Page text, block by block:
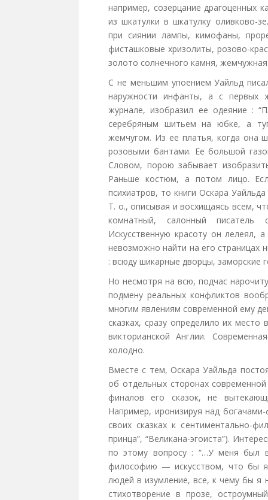
например, созерцание драгоценных
из шкатулки в шкатулку оливково-
при сиянии лампы, кимофаны,
фисташковые хризолиты, розово-
золото солнечного камня, жемчужная
С не меньшим упоением Уайльд
наружности инфанты, а с первых
журнале, изобразил ее одеяние :
серебряным шитьем на юбке, а
жемчугом. Из ее платья, когда она
розовыми бантами. Ее большой
Словом, порою забывает
Раньше костюм, а потом лицо.
психиатров, то книги Оскара
Т. о., описывая и восхищаясь всем,
комнатный, салонный писатель
Искусственную красоту он лелеял,
невозможно найти на его страницах
: всюду шикарные дворцы, заморские
Но несмотря на всю, подчас
подмену реальных конфликтов
многим явлениям современной ему
сказках, сразу определило их
викторианской Англии.
холодно.
Вместе с тем, Оскара Уайльда
об отдельных сторонах
финалов его сказок, не
Например, иронизируя над
своих сказках к сентиментально-
принца”, “Великана-эгоиста”).
по этому вопросу : “…У меня был
философию — искусством, что бы
людей в изумление, все, к чему бы я
стихотворение в прозе,